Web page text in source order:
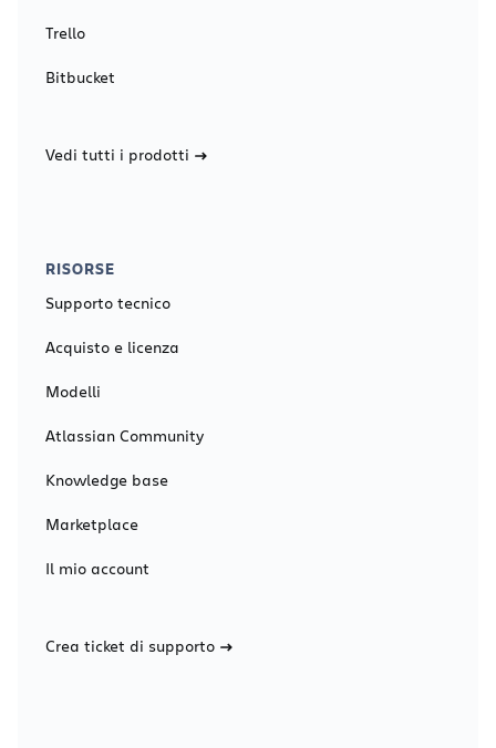
Trello
Bitbucket
Vedi tutti i prodotti
RISORSE
Supporto tecnico
Acquisto e licenza
Modelli
Atlassian Community
Knowledge base
Marketplace
Il mio account
Crea ticket di supporto